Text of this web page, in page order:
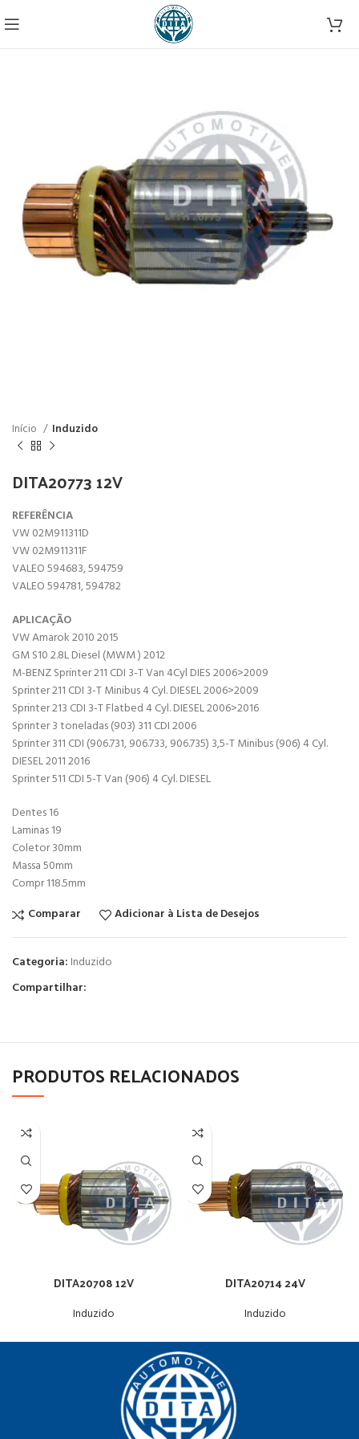
Início Induzido
DITA20773 12V
REFERÊNCIA
VW 02M911311D
VW 02M911311F
VALEO 594683, 594759
VALEO 594781, 594782
APLICAÇÃO
VW Amarok 2010 2015
GM S10 2.8L Diesel (MWM ) 2012
M-BENZ Sprinter 211 CDI 3-T Van 4Cyl DIES 2006>2009
Sprinter 211 CDI 3-T Minibus 4 Cyl. DIESEL 2006>2009
Sprinter 213 CDI 3-T Flatbed 4 Cyl. DIESEL 2006>2016
Sprinter 3 toneladas (903) 311 CDI 2006
Sprinter 311 CDI (906.731, 906.733, 906.735) 3,5-T Minibus (906) 4 Cyl.
DIESEL 2011 2016
Sprinter 511 CDI 5-T Van (906) 4 Cyl. DIESEL
Dentes 16
Laminas 19
Coletor 30mm
Massa 50mm
Compr 118.5mm
Comparar
Adicionar à Lista de Desejos
Categoria: Induzido
Compartilhar:
PRODUTOS RELACIONADOS
DITA20708 12V
Induzido
DITA20714 24V
Induzido